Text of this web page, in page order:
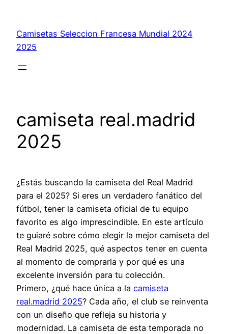
contenido
Camisetas Seleccion Francesa Mundial 2024
2025
camiseta real.madrid
2025
¿Estás buscando la camiseta del Real Madrid
para el 2025? Si eres un verdadero fanático del
fútbol, tener la camiseta oficial de tu equipo
favorito es algo imprescindible. En este artículo
te guiaré sobre cómo elegir la mejor camiseta del
Real Madrid 2025, qué aspectos tener en cuenta
al momento de comprarla y por qué es una
excelente inversión para tu colección.
Primero, ¿qué hace única a la camiseta
real.madrid 2025? Cada año, el club se reinventa
con un diseño que refleja su historia y
modernidad. La camiseta de esta temporada no